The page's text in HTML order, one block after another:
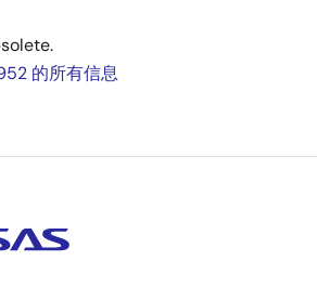
的所有信息